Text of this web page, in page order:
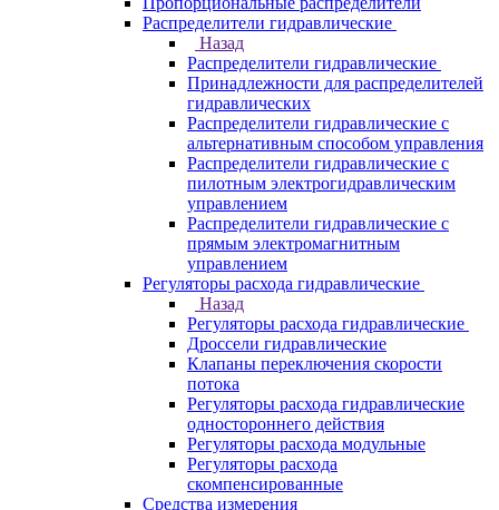
Распределители гидравлические
Назад
Распределители гидравлические
Принадлежности для распределителей
гидравлических
Распределители гидравлические с
альтернативным способом управления
Распределители гидравлические с
пилотным электрогидравлическим
управлением
Распределители гидравлические с
прямым электромагнитным
управлением
Регуляторы расхода гидравлические
Назад
Регуляторы расхода гидравлические
Дроссели гидравлические
Клапаны переключения скорости
потока
Регуляторы расхода гидравлические
одностороннего действия
Регуляторы расхода модульные
Регуляторы расхода
скомпенсированные
Средства измерения